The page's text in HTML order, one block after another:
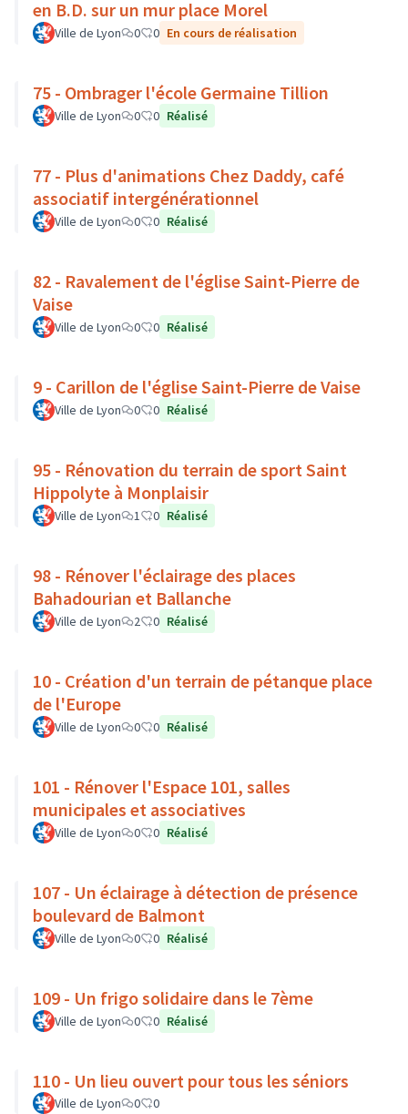
en B.D. sur un mur place Morel
Ville de Lyon 0 0 En cours de réalisation
75 - Ombrager l'école Germaine Tillion
Ville de Lyon 0 0 Réalisé
77 - Plus d'animations Chez Daddy, café
associatif intergénérationnel
Ville de Lyon 0 0 Réalisé
82 - Ravalement de l'église Saint-Pierre de
Vaise
Ville de Lyon 0 0 Réalisé
9 - Carillon de l'église Saint-Pierre de Vaise
Ville de Lyon 0 0 Réalisé
95 - Rénovation du terrain de sport Saint
Hippolyte à Monplaisir
Ville de Lyon 1 0 Réalisé
98 - Rénover l'éclairage des places
Bahadourian et Ballanche
Ville de Lyon 2 0 Réalisé
10 - Création d'un terrain de pétanque place
de l'Europe
Ville de Lyon 0 0 Réalisé
101 - Rénover l'Espace 101, salles
municipales et associatives
Ville de Lyon 0 0 Réalisé
107 - Un éclairage à détection de présence
boulevard de Balmont
Ville de Lyon 0 0 Réalisé
109 - Un frigo solidaire dans le 7ème
Ville de Lyon 0 0 Réalisé
110 - Un lieu ouvert pour tous les séniors
Ville de Lyon 0 0